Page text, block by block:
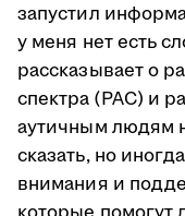
запустил
у меня нет есть
рассказывает о
спектра (РАС) и
аутичным людям
сказать, но
внимания и